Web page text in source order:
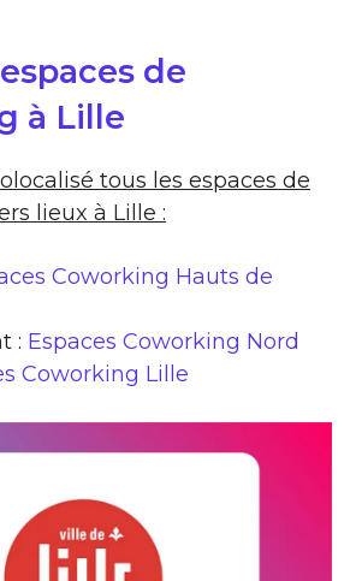
de
à Lille
tous les espaces de
lieux à Lille :
Coworking Hauts de
: Espaces Coworking Nord
Coworking Lille